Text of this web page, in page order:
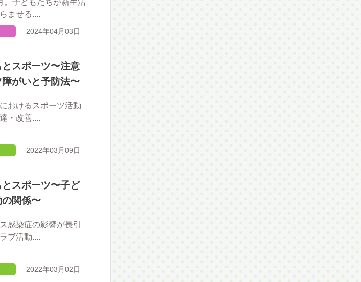
。子どもたちが新生活
ませる....
2024年04月03日
とスポーツ〜注意
がいと予防法〜
おけるスポーツ活動
・改善....
2022年03月09日
とスポーツ〜子ど
関係〜
感染症の影響が長引
ブ活動....
2022年03月02日